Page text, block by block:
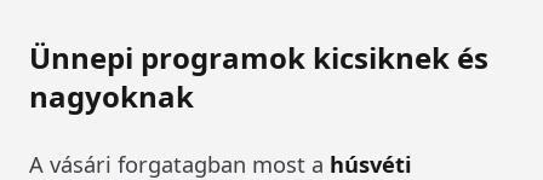
Ünnepi programok kicsiknek és
nagyoknak
A vásári forgatagban most a húsvéti